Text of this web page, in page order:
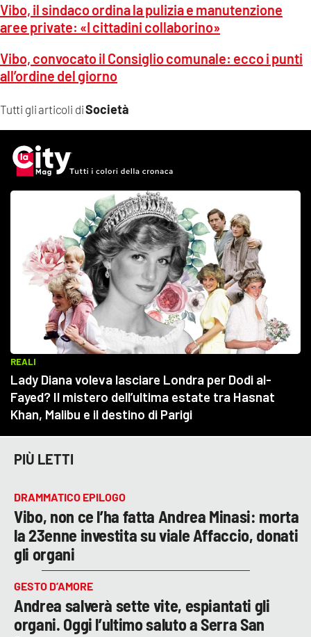
Tutti gli articoli diSocietà
Vibo, il sindaco ordina la pulizia e manutenzione
aree private: «I cittadini collaborino»
Vibo, convocato il Consiglio comunale: ecco i punti
all’ordine del giorno
PIÙ LETTI
DRAMMATICO EPILOGO
Vibo, non ce l’ha fatta Andrea Minasi: morta
la 23enne investita su viale Affaccio, donati
gli organi
GESTO D’AMORE
Andrea salverà sette vite, espiantati gli
organi. Oggi l’ultimo saluto a Serra San